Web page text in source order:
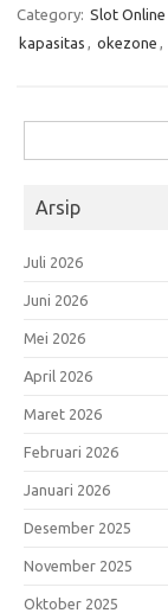
Category: Slot Online
kapasitas , okezone ,
untuk:
Arsip
Juli 2026
Juni 2026
Mei 2026
April 2026
Maret 2026
Februari 2026
Januari 2026
Desember 2025
November 2025
Oktober 2025